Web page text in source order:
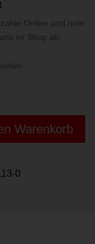
Online und hole
im Shop ab.
Warenkorb
0